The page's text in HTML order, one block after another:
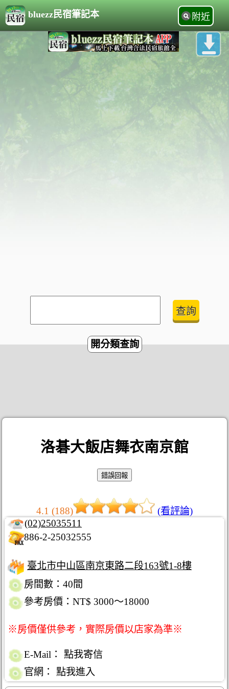
bluezz民宿筆記本 附近
開分類查詢
洛碁大飯店舞衣南京館
4.1 (188)
(看評論)
(02)25035511
886-2-25032555
臺北市中山區南京東路二段163號1-8樓
房間數：40間
參考房價：NT$ 3000～18000
※房價僅供參考，實際房價以店家為準※
E-Mail：
點我寄信
官網：
點我進入